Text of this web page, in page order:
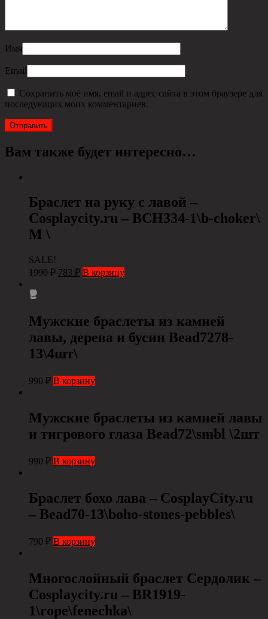
Имя
Email
Сохранить моё имя, email и адрес сайта в этом браузере для
последующих моих комментариев.
Вам также будет интересно…
Браслет на руку с лавой –
Cosplaycity.ru – BCH334-1\b-choker\
M \
SALE!
1990₽ 783 ₽ В корзину
Мужские браслеты из камней
лавы, дерева и бусин Bead7278-
13\4шт\
990 ₽ В корзину
Мужские браслеты из камней лавы
и тигрового глаза Bead72\smbl \2шт
990 ₽ В корзину
Браслет бохо лава – CosplayCity.ru
– Bead70-13\boho-stones-pebbles\
790 ₽ В корзину
Многослойный браслет Сердолик –
Cosplaycity.ru – BR1919-
1\rope\fenechka\